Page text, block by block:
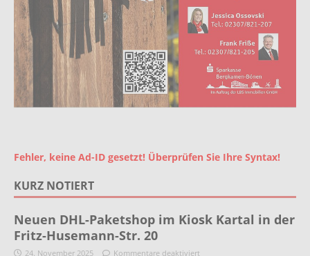
Fehler, keine Ad-ID gesetzt! Überprüfen Sie Ihre Syntax!
KURZ NOTIERT
Neuen DHL-Paketshop im Kiosk Kartal in der
Fritz-Husemann-Str. 20
24. November 2025 Kommentare deaktiviert